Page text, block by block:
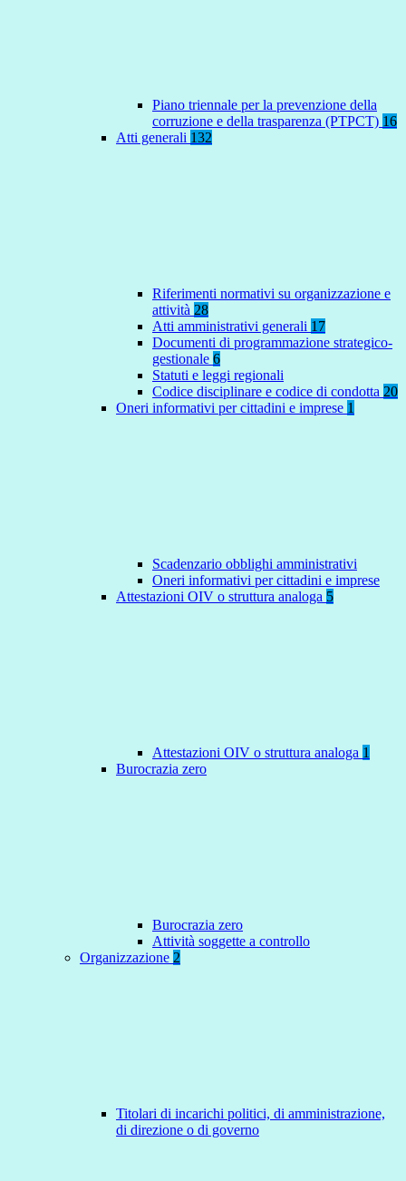
Piano triennale per la prevenzione della
corruzione e della trasparenza (PTPCT) 16
Atti generali 132
Riferimenti normativi su organizzazione e
attività 28
Atti amministrativi generali 17
Documenti di programmazione strategico-
gestionale 6
Statuti e leggi regionali
Codice disciplinare e codice di condotta 20
Oneri informativi per cittadini e imprese 1
Scadenzario obblighi amministrativi
Oneri informativi per cittadini e imprese
Attestazioni OIV o struttura analoga 5
Attestazioni OIV o struttura analoga 1
Burocrazia zero
Burocrazia zero
Attività soggette a controllo
Organizzazione 2
Titolari di incarichi politici, di amministrazione,
di direzione o di governo